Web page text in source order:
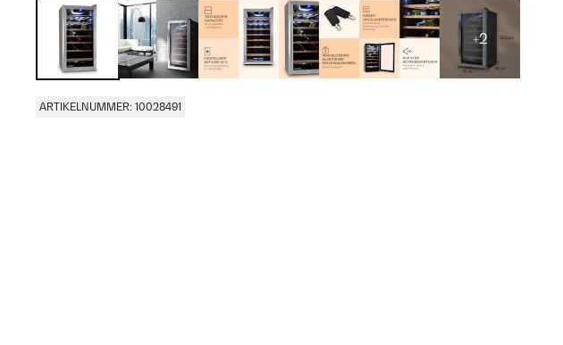
+2
ARTIKELNUMMER: 10028491